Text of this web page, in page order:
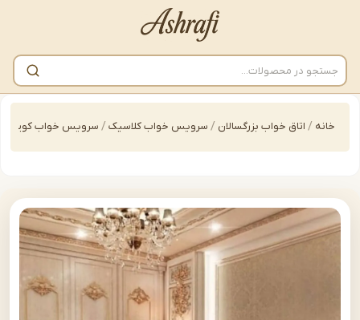
اتاق خواب بزرگسالان /سرویس خواب کلاسیک/ سرویس خواب کویین کینگ/